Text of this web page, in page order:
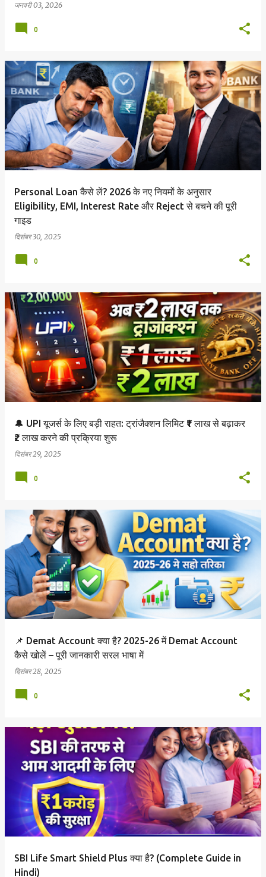
जनवरी 03, 2026
0
Personal Loan कैसे लें? 2026 के नए नियमों के अनुसार
Eligibility, EMI, Interest Rate और Reject से बचने की पूरी
गाइड
दिसंबर 30, 2025
0
🔔 UPI यूजर्स के लिए बड़ी राहत: ट्रांजैक्शन लिमिट ₹1 लाख से बढ़ाकर
₹2 लाख करने की प्रक्रिया शुरू
दिसंबर 29, 2025
0
📌 Demat Account क्या है? 2025-26 में Demat Account
कैसे खोलें – पूरी जानकारी सरल भाषा में
दिसंबर 28, 2025
0
SBI Life Smart Shield Plus क्या है? (Complete Guide in
Hindi)